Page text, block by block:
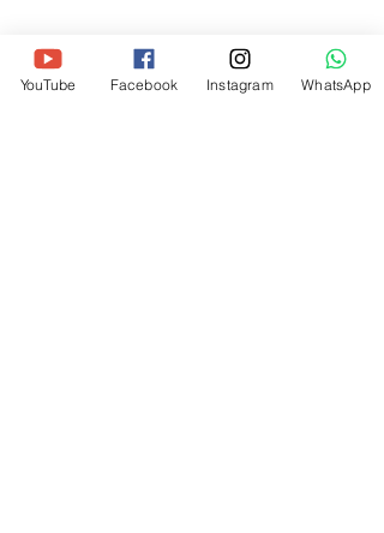
YouTube Facebook Instagram WhatsApp